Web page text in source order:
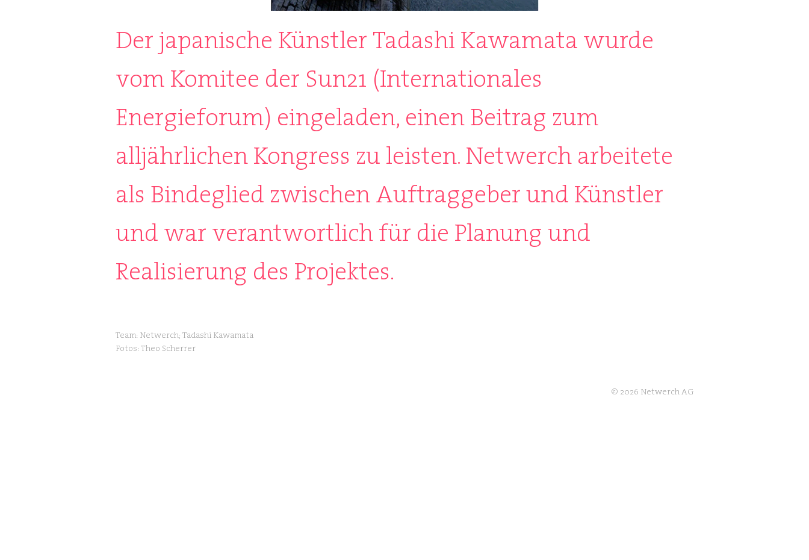
Der japanische Künstler Tadashi Kawamata wurde
vom Komitee der Sun21 (Internationales
Energieforum) eingeladen, einen Beitrag zum
alljährlichen Kongress zu leisten. Netwerch arbeitete
als Bindeglied zwischen Auftraggeber und Künstler
und war verantwortlich für die Planung und
Realisierung des Projektes.
Team: Netwerch; Tadashi Kawamata ​
Fotos: Theo Scherrer
© 2026 Netwerch AG